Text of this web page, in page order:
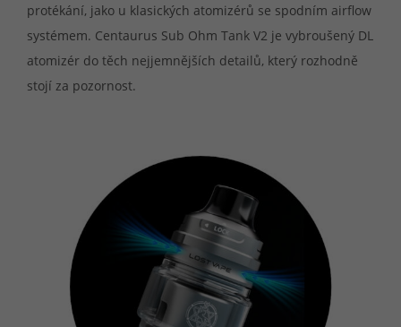
protékání, jako u klasických atomizérů se spodním airflow
systémem. Centaurus Sub Ohm Tank V2 je vybroušený DL
atomizér do těch nejjemnějších detailů, který rozhodně
stojí za pozornost.